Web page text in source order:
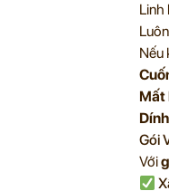
Linh
Nếu
Mất
Gói
Với